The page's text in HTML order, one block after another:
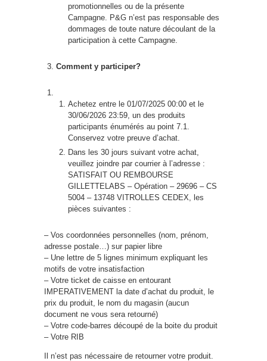
promotionnelles ou de la présente
Campagne. P&G n’est pas responsable des
dommages de toute nature découlant de la
participation à cette Campagne.
Comment y participer?
Achetez entre le 01/07/2025 00:00 et le
30/06/2026 23:59, un des produits
participants énumérés au point 7.1.
Conservez votre preuve d’achat.
Dans les 30 jours suivant votre achat,
veuillez joindre par courrier à l’adresse :
SATISFAIT OU REMBOURSE
GILLETTELABS – Opération – 29696 – CS
5004 – 13748 VITROLLES CEDEX, les
pièces suivantes :
– Vos coordonnées personnelles (nom, prénom,
adresse postale…) sur papier libre
– Une lettre de 5 lignes minimum expliquant les
motifs de votre insatisfaction
– Votre ticket de caisse en entourant
IMPERATIVEMENT la date d’achat du produit, le
prix du produit, le nom du magasin (aucun
document ne vous sera retourné)
– Votre code-barres découpé de la boite du produit
– Votre RIB
Il n’est pas nécessaire de retourner votre produit.